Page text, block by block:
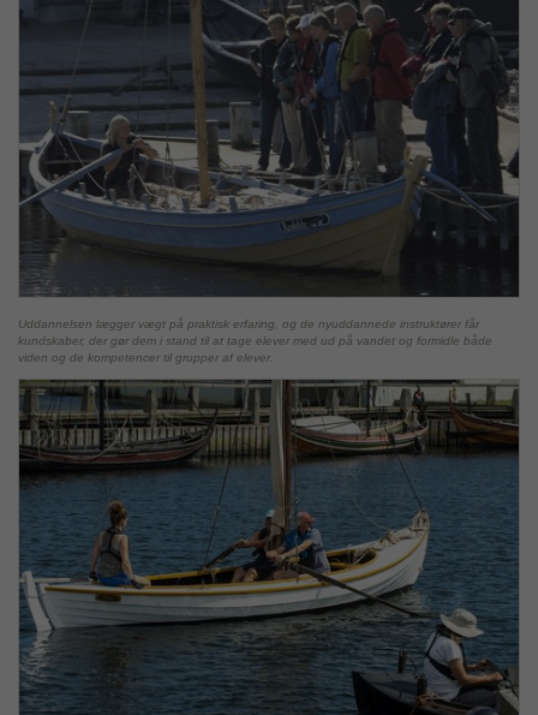
Uddannelsen lægger vægt på praktisk erfaring, og de nyuddannede instruktører får
kundskaber, der gør dem i stand til at tage elever med ud på vandet og formidle både
viden og de kompetencer til grupper af elever.